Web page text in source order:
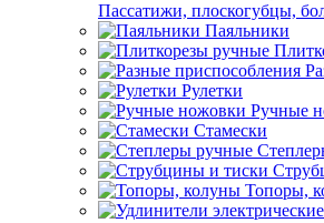
Пассатижи, плоскогубцы,
Паяльники
Рулетки
Ручные
Стамески
Топоры,